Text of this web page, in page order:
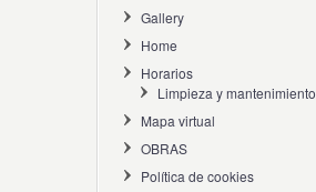
Gallery
Home
Horarios
Limpieza y mantenimiento
Mapa virtual
OBRAS
Política de cookies